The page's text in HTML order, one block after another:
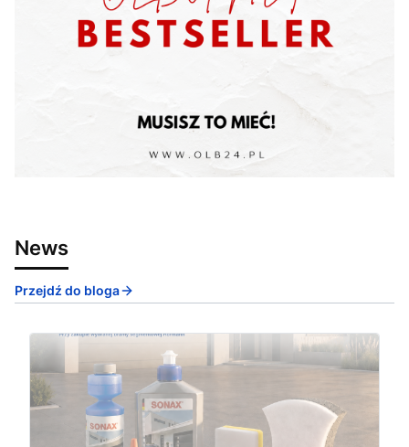
News
Przejdź do bloga